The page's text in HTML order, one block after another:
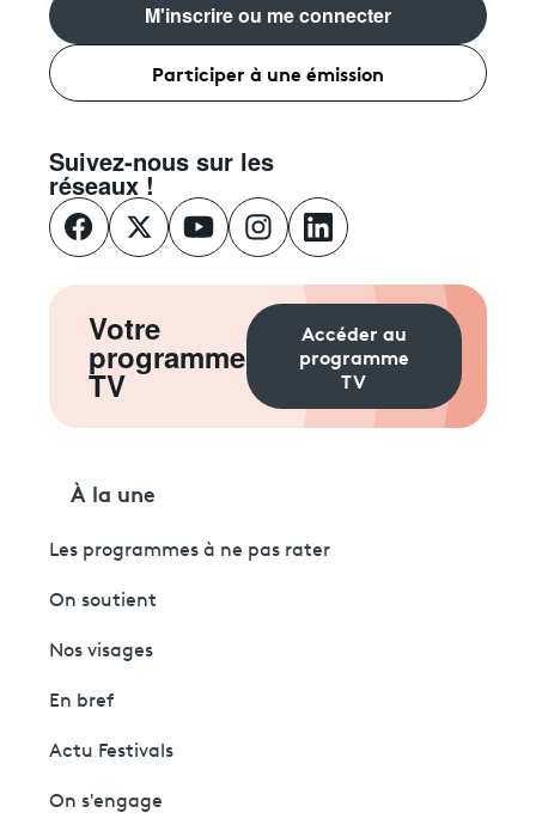
M'inscrire ou me connecter
Participer à une émission
Suivez-nous sur les
réseaux !
Votre
programme
TV
Accéder au
programme
TV
À la une
Les programmes à ne pas rater
On soutient
Nos visages
En bref
Actu Festivals
On s'engage